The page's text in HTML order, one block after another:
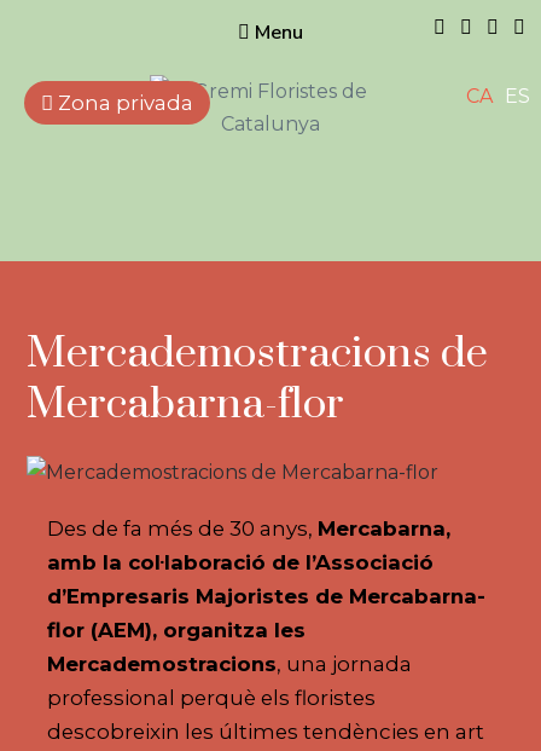
Menu
Empreses que treballen
CA ES
Zona privada
Mercademostracions de
Mercabarna-flor
Des de fa més de 30 anys, Mercabarna,
amb la col·laboració de l’Associació
d’Empresaris Majoristes de Mercabarna-
flor (AEM), organitza les
Mercademostracions, una jornada
professional perquè els floristes
descobreixin les últimes tendències en art